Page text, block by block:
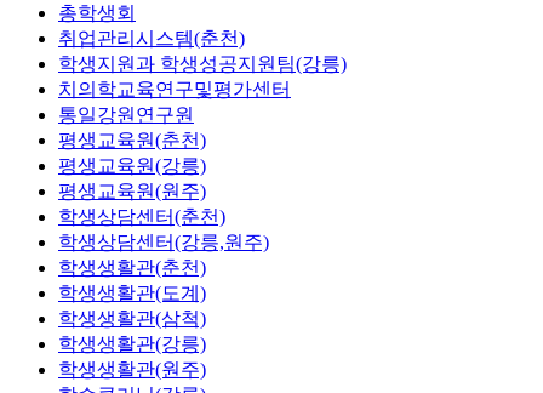
총학생회
취업관리시스템(춘천)
학생지원과 학생성공지원팀(강릉)
치의학교육연구및평가센터
통일강원연구원
평생교육원(춘천)
평생교육원(강릉)
평생교육원(원주)
학생상담센터(춘천)
학생상담센터(강릉,원주)
학생생활관(춘천)
학생생활관(도계)
학생생활관(삼척)
학생생활관(강릉)
학생생활관(원주)